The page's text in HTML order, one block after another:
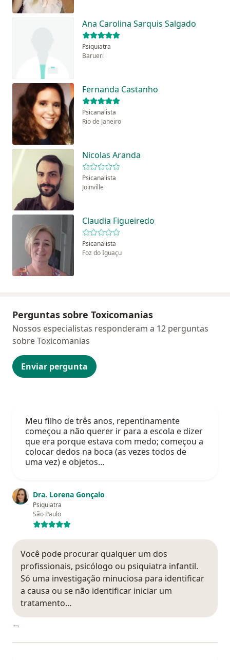
Ana Carolina Sarquis Salgado
Psiquiatra
Barueri
Fernanda Castanho
Psicanalista
Rio de Janeiro
Nicolas Aranda
Psicanalista
Joinville
Claudia Figueiredo
Psicanalista
Foz do Iguaçu
Perguntas sobre Toxicomanias
Enviar pergunta
Nossos especialistas responderam a 12 perguntas
sobre Toxicomanias
Meu filho de três anos, repentinamente
começou a não querer ir para a escola e dizer
que era porque estava com medo; começou a
colocar dedos na boca (as vezes todos de
uma vez) e objetos…
Dra. Lorena Gonçalo
Psiquiatra
São Paulo
Você pode procurar qualquer um dos
profissionais, psicólogo ou psiquiatra infantil.
Só uma investigação minuciosa para identificar
a causa ou se não identificar iniciar um
tratamento…